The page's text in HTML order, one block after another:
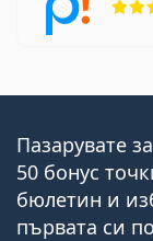
Пазарувате
50 бонус
бюлетин и
първата си